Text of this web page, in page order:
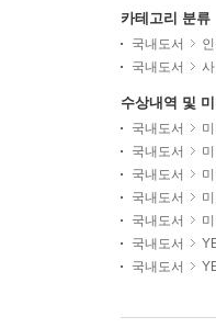
카테고리 분류
국내도서
국내도서
수상내역 및
국내도서
국내도서
국내도서
국내도서
국내도서
국내도서
국내도서